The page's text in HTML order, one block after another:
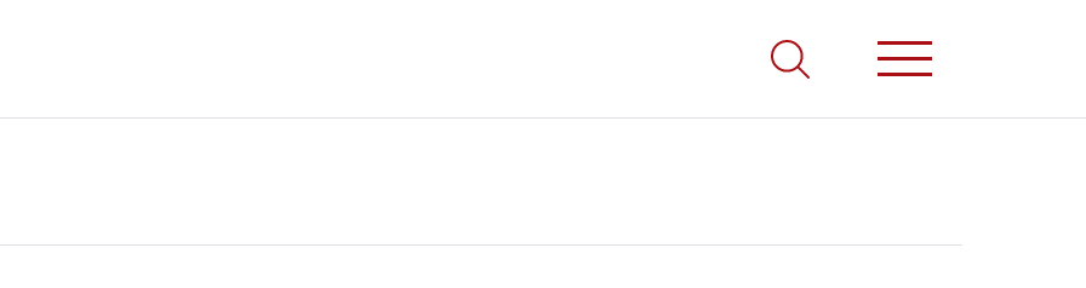
realmente contam! Tudo o que se passa na Saúde!